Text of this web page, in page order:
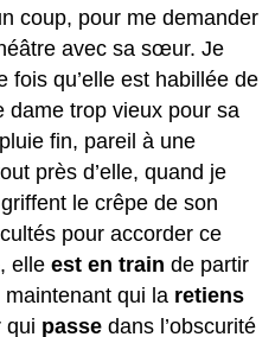
coup, pour me demander
avec sa sœur. Je
fois qu’elle est habillée de
dame trop vieux pour sa
fin, pareil à une
près d’elle, quand je
le crêpe de son
pour accorder ce
elleest en train de partir
maintenant qui la retiens
qui passe dans l’obscurité